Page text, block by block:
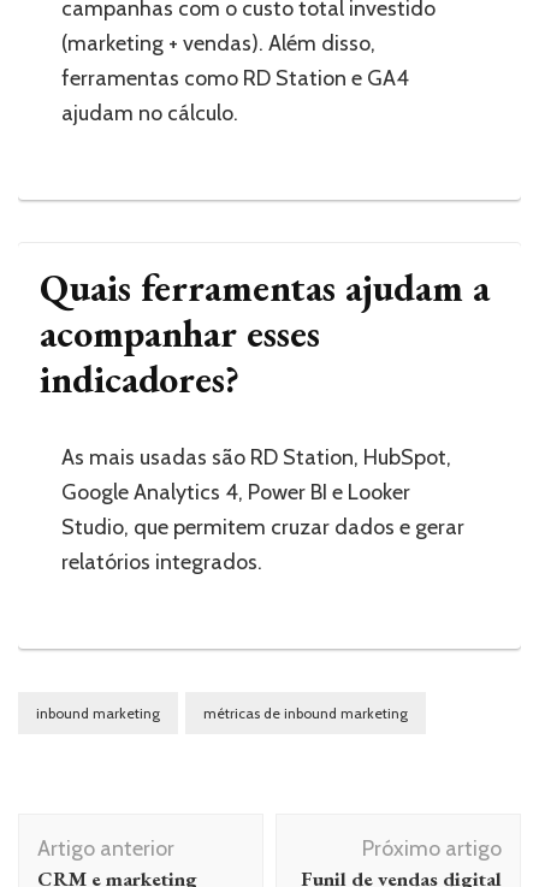
campanhas com o custo total investido
(marketing + vendas). Além disso,
ferramentas como RD Station e GA4
ajudam no cálculo.
Quais ferramentas ajudam a
acompanhar esses
indicadores?
As mais usadas são RD Station, HubSpot,
Google Analytics 4, Power BI e Looker
Studio, que permitem cruzar dados e gerar
relatórios integrados.
inbound marketing métricas de inbound marketing
Navegação
de
Artigo anterior
CRM e marketing
Próximo artigo
Funil de vendas digital